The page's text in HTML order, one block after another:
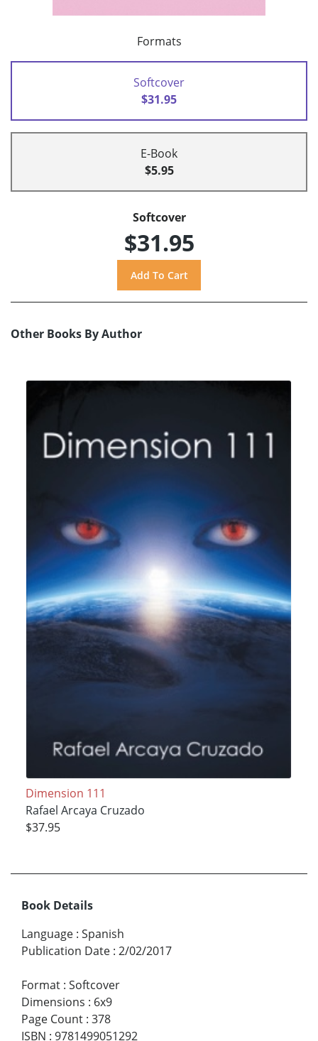
Formats
Softcover
$31.95
E-Book
$5.95
Softcover
$31.95
Other Books By Author
Dimension 111
Rafael Arcaya Cruzado
$37.95
Book Details
Language : Spanish
Publication Date : 2/02/2017
Format : Softcover
Dimensions : 6x9
Page Count : 378
ISBN : 9781499051292